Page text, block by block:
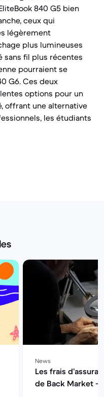
840 G5 bien
ceux qui
légèrement
plus lumineuses
fil plus récentes
pourraient se
G6. Ces deux
options pour un
offrant une alternative
les étudiants
News
Les frais
de Back Market